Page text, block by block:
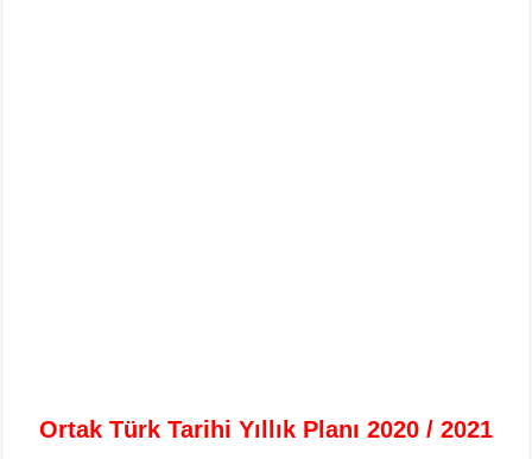
Ortak Türk Tarihi Yıllık Planı 2020 / 2021